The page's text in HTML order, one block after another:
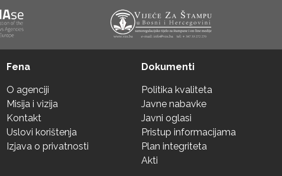
Fena
O agenciji
Misija i vizija
Kontakt
Uslovi korištenja
Izjava o privatnosti
Dokumenti
Politika kvaliteta
Javne nabavke
Javni oglasi
Pristup informacijama
Plan integriteta
Akti